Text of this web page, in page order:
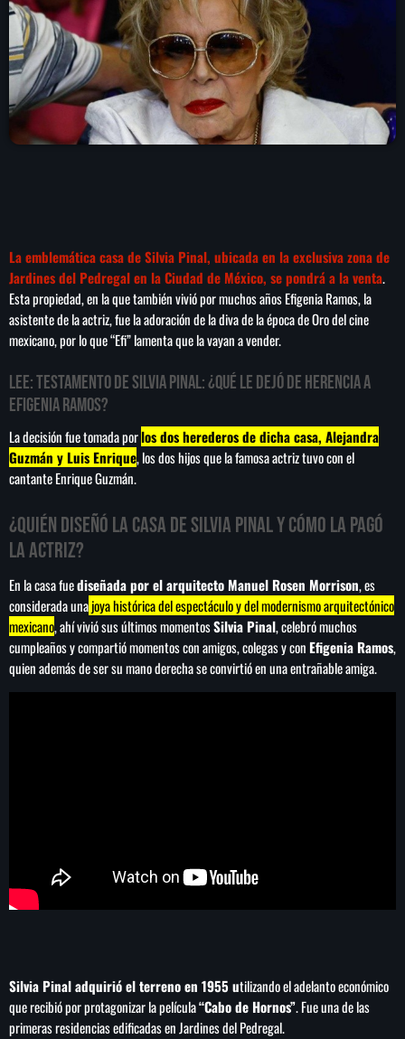
play_arrow LA CAMPESINA 104.5 FM
play_arrow LA CAMPESINA GEORGIA
PROGRAMACIÓN keyboard_arrow_down
LOCUCIÓN (TALENTO AL AIRE)
RANKING
COMUNÍCATE
PUBLICIDAD
HISTORIA
SEARCH
NOTAS
Vinculan a proceso a detenidas por presunto
despojo de inmueble en la Del Valle
La emblemática casa de Silvia Pinal, ubicada en la exclusiva zona de
Jardines del Pedregal en la Ciudad de México, se pondrá a la venta.
Esta propiedad, en la que también vivió por muchos años Efigenia Ramos, la
asistente de la actriz, fue la adoración de la diva de la época de Oro del cine
mexicano, por lo que “Efi” lamenta que la vayan a vender.
LEE:Testamento de Silvia Pinal: ¿Qué le dejó de herencia a
Efigenia Ramos?
La decisión fue tomada porlos dos herederos de dicha casa, Alejandra
Guzmán y Luis Enrique, los dos hijos que la famosa actriz tuvo con el
cantante Enrique Guzmán.
¿Quién diseñó la casa de Silvia Pinal y cómo la pagó
la actriz?
En la casa fuediseñada por el arquitecto Manuel Rosen Morrison, es
considerada unajoya histórica del espectáculo y del modernismo arquitectónico
mexicano, ahí vivió sus últimos momentosSilvia Pinal, celebró muchos
cumpleaños y compartió momentos con amigos, colegas y con Efigenia Ramos,
quien además de ser su mano derecha se convirtió en una entrañable amiga.
Silvia Pinal adquirió el terreno en 1955 utilizando el adelanto económico
que recibió por protagonizar la película“Cabo de Hornos”. Fue una de las
primeras residencias edificadas en Jardines del Pedregal.